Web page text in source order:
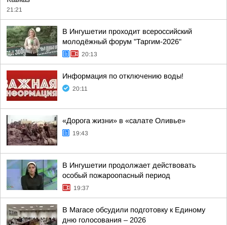
21:21
В Ингушетии проходит всероссийский
молодёжный форум "Таргим-2026"
20:13
Информация по отключению воды!
20:11
«Дорога жизни» в «салате Оливье»
19:43
В Ингушетии продолжает действовать
особый пожароопасный период
19:37
В Магасе обсудили подготовку к Единому
дню голосования – 2026